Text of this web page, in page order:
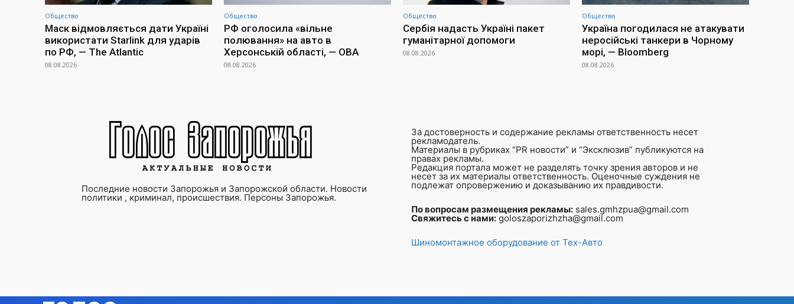
Общество
Маск відмовляється дати Україні
використати Starlink для ударів
по РФ, — The Atlantic
08.08.2026
Общество
РФ оголосила «вільне
полювання» на авто в
Херсонській області, — ОВА
08.08.2026
Общество
Сербія надасть Україні пакет
гуманітарної допомоги
08.08.2026
Общество
Україна погодилася не атакувати
неросійські танкери в Чорному
морі, — Bloomberg
08.08.2026
Последние новости Запорожья и Запорожской области. Новости
политики , криминал, происшествия. Персоны Запорожья.
За достоверность и содержание рекламы ответственность несет
рекламодатель.
Материалы в рубриках “PR новости” и “Эксклюзив” публикуются на
правах рекламы.
Редакция портала может не разделять точку зрения авторов и не
несет за их материалы ответственность. Оценочные суждения не
подлежат опровержению и доказыванию их правдивости.
По вопросам размещения рекламы: sales.gmhzpua@gmail.com
Свяжитесь с нами: goloszaporizhzha@gmail.com
Шиномонтажное оборудование от Тех-Авто